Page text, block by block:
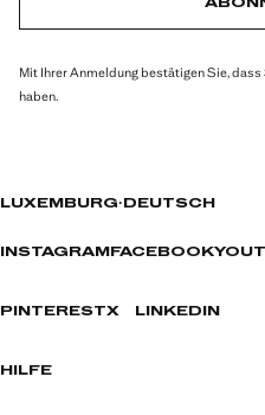
Mit Ihrer Anmeldung bestätigen Sie, dass
haben.
LUXEMBURG· DEUTSCH
INSTAGRAM FACEBOOK
PINTERESTX LINKEDIN
HILFE